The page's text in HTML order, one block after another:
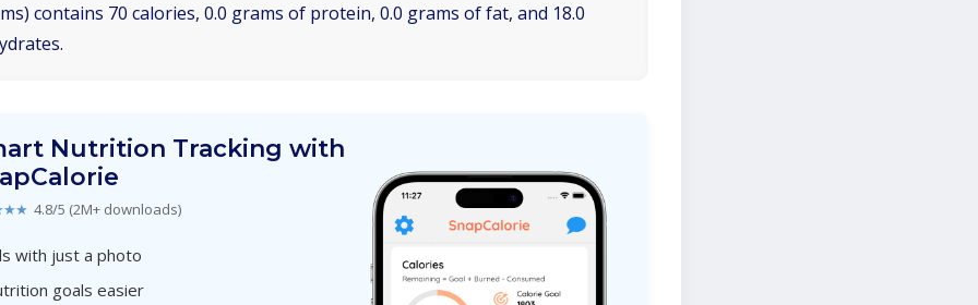
contains 70 calories, 0.0 grams of protein, 0.0 grams of fat, and 18.0
Nutrition Tracking with
4.8/5 (2M+ downloads)
with just a photo
goals easier